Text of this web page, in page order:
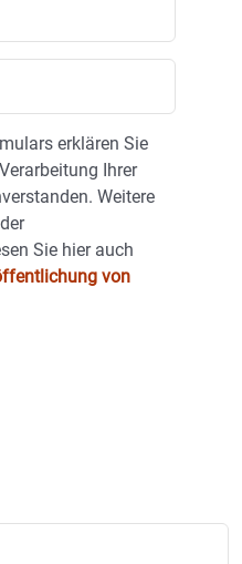
erklären Sie
Ihrer
Weitere
Sie hier auch
von